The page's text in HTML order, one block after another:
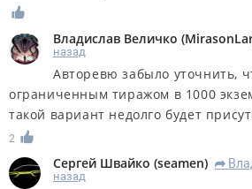
Владислав Величко (
назад
Авторевю забыло уточнить,
ограниченным тиражом в 1000
такой вариант недолго будет
2
Сергей Швайко (seamen) R
назад